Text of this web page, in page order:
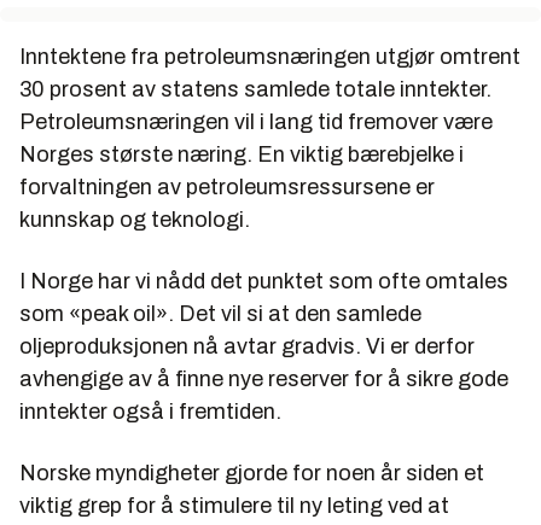
Inntektene fra petroleumsnæringen utgjør omtrent
30 prosent av statens samlede totale inntekter.
Petroleumsnæringen vil i lang tid fremover være
Norges største næring. En viktig bærebjelke i
forvaltningen av petroleumsressursene er
kunnskap og teknologi.
I Norge har vi nådd det punktet som ofte omtales
som «peak oil». Det vil si at den samlede
oljeproduksjonen nå avtar gradvis. Vi er derfor
avhengige av å finne nye reserver for å sikre gode
inntekter også i fremtiden.
Norske myndigheter gjorde for noen år siden et
viktig grep for å stimulere til ny leting ved at